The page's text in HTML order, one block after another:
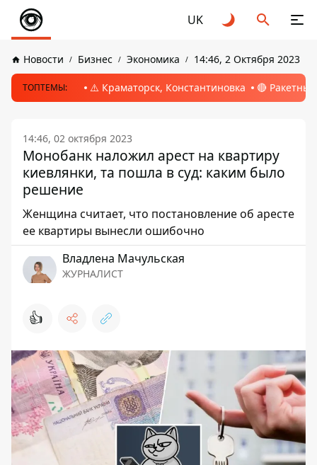
UK
Новости Бизнес Экономика 14:46, 2 Октября 2023
ТОПТЕМЫ: ⚠️ Краматорск, Константиновка 🔴
14:46, 02 октября 2023
Монобанк наложил арест на квартиру
киевлянки, та пошла в суд: каким было
решение
Женщина считает, что постановление об аресте
ее квартиры вынесли ошибочно
Владлена Мачульская
ЖУРНАЛИСТ
👍